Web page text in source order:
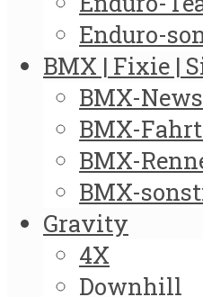
Enduro-
BMX | Fixie |
BMX-News
BMX-
BMX-
BMX-
Gravity
4X
Downhill